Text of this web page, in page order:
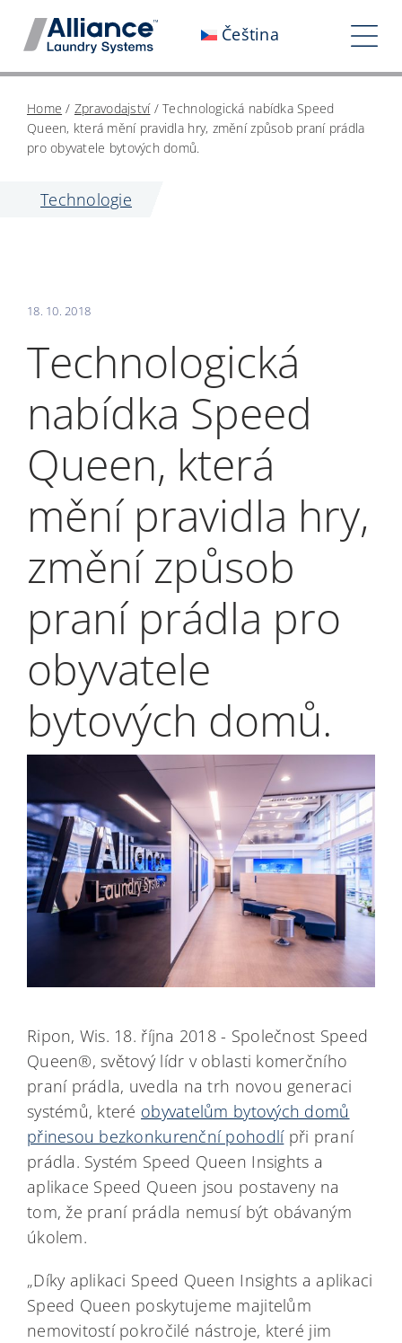
Čeština
Spolupracujte s námi
Kontaktujte nás
My Alliance
Home / Zpravodajství/Technologická nabídka Speed
Queen, která mění pravidla hry, změní způsob praní prádla
pro obyvatele bytových domů.
Technologie
18. 10. 2018
Technologická
nabídka Speed
Queen, která
mění pravidla hry,
změní způsob
praní prádla pro
obyvatele
bytových domů.
Ripon, Wis. 18. října 2018 - Společnost Speed
Queen®, světový lídr v oblasti komerčního
praní prádla, uvedla na trh novou generaci
systémů, které obyvatelům bytových domů
přinesou bezkonkurenční pohodlípři praní
prádla. Systém Speed Queen Insights a
aplikace Speed Queen jsou postaveny na
tom, že praní prádla nemusí být obávaným
úkolem.
„Díky aplikaci Speed Queen Insights a aplikaci
Speed Queen poskytujeme majitelům
nemovitostí pokročilé nástroje, které jim